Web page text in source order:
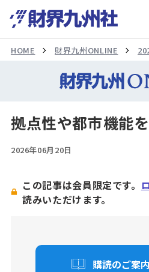
HOME 財界九州ONLINE
拠点性や都市機能
2026年06月20日
この記事は会員限定です。
読みいただけます。
購読のご案